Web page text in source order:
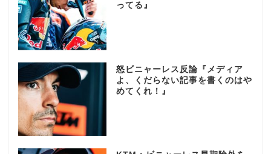
ってる』
怒ビニャーレス反論『メディア
よ、くだらない記事を書くのはや
めてくれ！』